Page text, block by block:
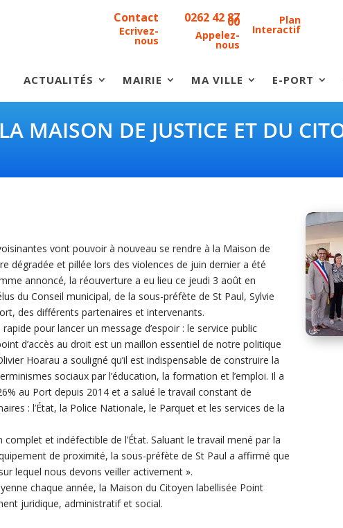
Contact
Ecrivez-
nous
0262 42 87
00
Appelez-
nous
Plan
Interactif
ACTUALITÉS MAIRIE MA VILLE E-PORT
MAISON DE JUSTICE ET DU
vont pouvoir à nouveau se rendre à la Maison de
dégradée et pillée lors des violences de juin dernier a été
annoncé, la réouverture a eu lieu ce jeudi 3 août en
du Conseil municipal, de la sous-préfète de St Paul, Sylvie
des différents partenaires et intervenants.
pour lancer un message d’espoir : le service public
d’accès au droit est un maillon essentiel de notre politique
Hoarau a souligné qu’il est indispensable de construire la
sociaux par l’éducation, la formation et l’emploi. Il a
au Port depuis 2014 et a salué le travail constant de
: l’État, la Police Nationale, le Parquet et les services de la
et indéfectible de l’État. Saluant le travail mené par la
de proximité, la sous-préfète de St Paul a affirmé que
lequel nous devons veiller activement ».
chaque année, la Maison du Citoyen labellisée Point
juridique, administratif et social.